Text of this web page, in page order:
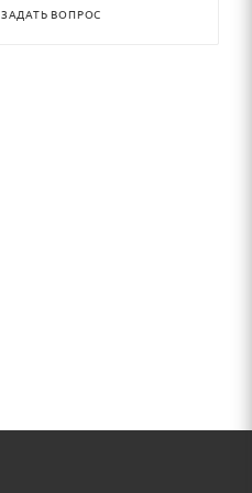
ЗАДАТЬ ВОПРОС